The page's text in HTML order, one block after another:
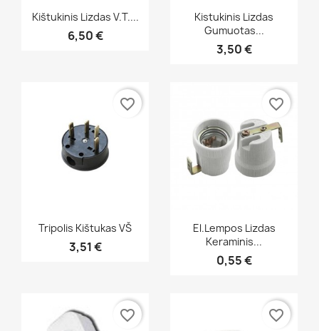
Greita peržiūra
Kištukinis Lizdas V.t....
6,50 €
Greita peržiūra
Kistukinis Lizdas
Gumuotas...
3,50 €
Greita peržiūra
Tripolis Kištukas VŠ
3,51 €
favorite_border
Greita peržiūra
El.lempos Lizdas
Keraminis...
0,55 €
favorite_border
favorite_border favorite_border